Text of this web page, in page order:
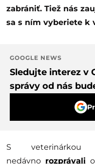
zabrániť. Tiež nás
sa s ním vyberiete k
GOOGLE NEWS
Sledujte interez v
správy od nás
S
nedávno rozprávali